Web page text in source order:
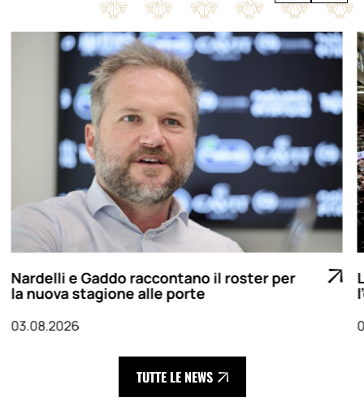
Nardelli e Gaddo raccontano il roster per
la nuova stagione alle porte
03.08.2026
TUTTE LE NEWS